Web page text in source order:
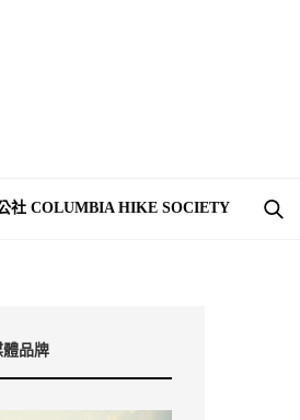
社 COLUMBIA HIKE SOCIETY
體品牌